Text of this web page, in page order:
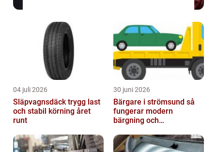
04 juli 2026
Släpvagnsdäck trygg last
och stabil körning året
runt
30 juni 2026
Bärgare i strömsund så
fungerar modern
bärgning och